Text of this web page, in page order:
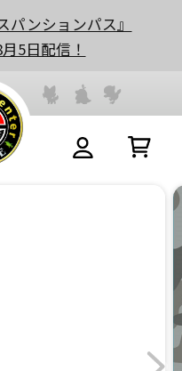
パンションパス』
5日配信！